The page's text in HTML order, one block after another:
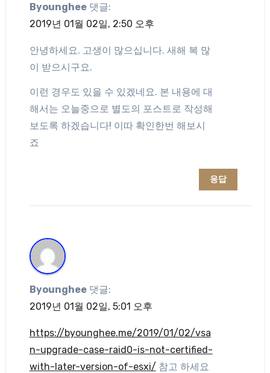
Byounghee 댓글:
2019년 01월 02일, 2:50 오후
안녕하세요. 고생이 많으십니다. 새해 복 많
이 받으시구요.
이런 경우도 있을 수 있겠네요. 본 내용에 대
해서는 오늘중으로 별도의 포스트로 작성해
보도록 하겠습니다! 이따 확인한번 해보시
죠
응답
Byounghee 댓글:
2019년 01월 02일, 5:01 오후
https://byounghee.me/2019/01/02/vsa
n-upgrade-case-raid0-is-not-certified-
with-later-version-of-esxi/ 참고 하세요